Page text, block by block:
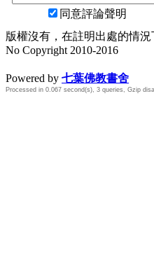
同意評論聲明
版權沒有，在註明出處的情
No Copyright 2010-2016
Powered by 七葉佛教書舍
Processed in 0.067 second(s), 3 queries, Gzip